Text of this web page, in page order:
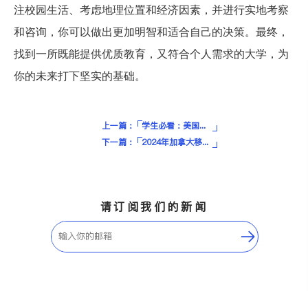
注校园生活、考虑地理位置和经济因素，并进行实地考察
和咨询，你可以做出更加明智和适合自己的决策。最终，
找到一所既能提供优质教育，又符合个人需求的大学，为
你的未来打下坚实的基础。
上一篇：
学生必看：美国教育税收抵免和留学生报税指南
下一篇：
2024年加拿大移民新政一览：通道没有全被堵死，新项目比关停的多！
请订阅我们的新闻